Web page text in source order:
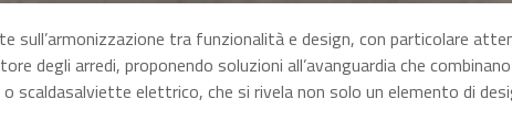
sull’armonizzazione tra funzionalità e design, con particolare
degli arredi, proponendo soluzioni all’avanguardia che
scaldasalviette elettrico, che si rivela non solo un elemento di